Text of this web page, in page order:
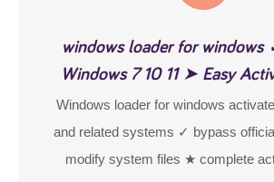
windows loader for
Windows 7 10 11 ➤ Easy
Windows loader for windows
and related systems ✓ bypass
modify system files ★ complete